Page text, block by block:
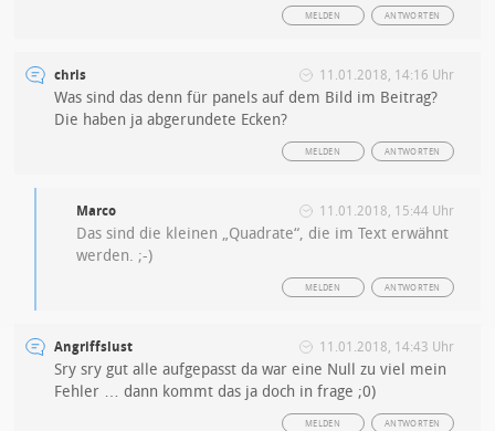
ANTWORTEN
MELDEN
chris 11.01.2018, 14:16 Uhr
Was sind das denn für panels auf dem Bild im Beitrag?
Die haben ja abgerundete Ecken?
ANTWORTEN
MELDEN
Marco 11.01.2018, 15:44 Uhr
Das sind die kleinen „Quadrate“, die im Text erwähnt
werden. ;-)
ANTWORTEN
MELDEN
Angriffslust 11.01.2018, 14:43 Uhr
Sry sry gut alle aufgepasst da war eine Null zu viel mein
Fehler … dann kommt das ja doch in frage ;0)
ANTWORTEN
MELDEN